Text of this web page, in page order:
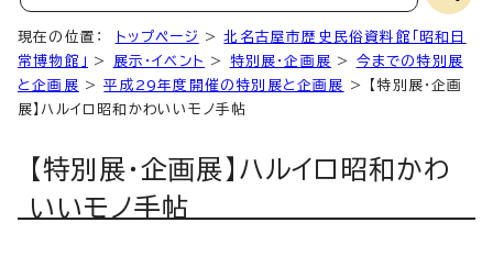
現在の位置： トップページ >北名古屋市歴史民俗資料館「昭和日
常博物館」
> 展示・イベント > 特別展・企画展 > 今までの特別展
と企画展 >平成29年度開催の特別展と企画展
> 【特別展・企画
展】ハルイロ昭和かわいいモノ手帖
【特別展・企画展】ハルイロ昭和かわ
いいモノ手帖